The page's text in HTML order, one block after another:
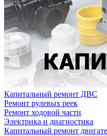
Капитальный ремонт ДВС
Ремонт рулевых реек
Ремонт ходовой части
Электрика и диагностика
Капитальный ремонт